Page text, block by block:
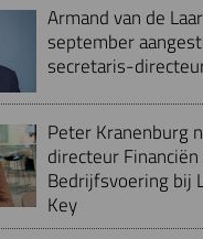
Armand van de
september
secretaris-
Peter Kranenburg
directeur Financiën
Bedrijfsvoering bij
Key